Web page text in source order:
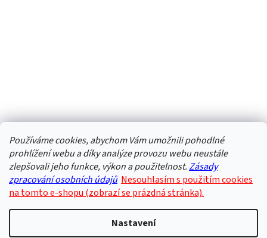
Používáme cookies, abychom Vám umožnili pohodlné
prohlížení webu a díky analýze provozu webu neustále
zlepšovali jeho funkce, výkon a použitelnost.Zásady
zpracování osobních údajů Nesouhlasím s použitím cookies
na tomto e-shopu (zobrazí se prázdná stránka).
Nastavení